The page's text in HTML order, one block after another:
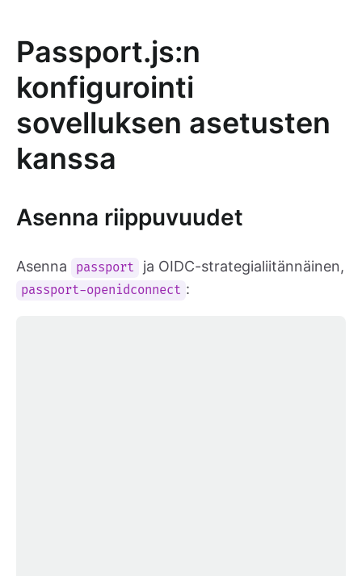
Passport.js:n
konfigurointi
sovelluksen asetusten
kanssa
Asenna riippuvuudet
Asenna passport ja OIDC-strategialiitännäinen,
passport-openidconnect :